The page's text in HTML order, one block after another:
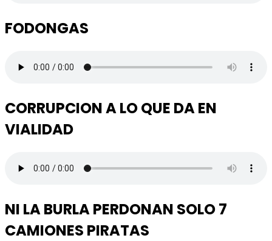
FODONGAS
CORRUPCION A LO QUE DA EN
VIALIDAD
NI LA BURLA PERDONAN SOLO 7
CAMIONES PIRATAS